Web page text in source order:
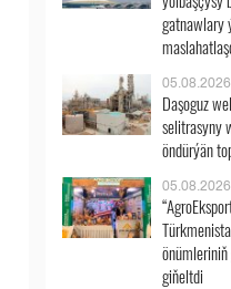
gatnawlary
Daşoguz
selitrasyny
öndürýän
giňeltdi